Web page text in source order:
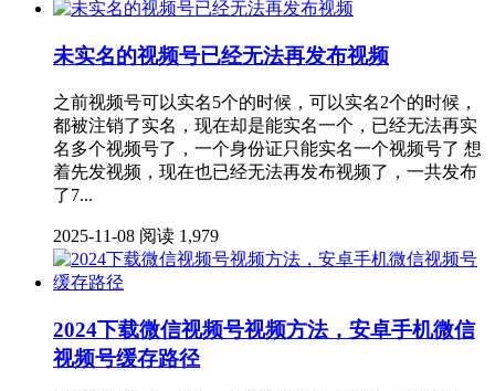
未实名的视频号已经无法再发布视频
之前视频号可以实名5个的时候，可以实名2个的时候，
都被注销了实名，现在却是能实名一个，已经无法再实
名多个视频号了，一个身份证只能实名一个视频号了 想
着先发视频，现在也已经无法再发布视频了，一共发布
了7...
2025-11-08 阅读 1,979
2024下载微信视频号视频方法，安卓手机微信
视频号缓存路径